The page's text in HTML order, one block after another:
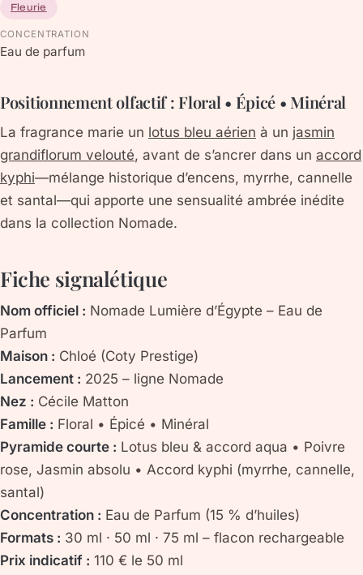
Fleurie
CONCENTRATION
Eau de parfum
Positionnement olfactif : Floral • Épicé • Minéral
La fragrance marie un lotus bleu aérien à un jasmin
grandiflorum velouté, avant de s’ancrer dans un accord
kyphi—mélange historique d’encens, myrrhe, cannelle
et santal—qui apporte une sensualité ambrée inédite
dans la collection Nomade.
Fiche signalétique
Nom officiel : Nomade Lumière d’Égypte – Eau de
Parfum
Maison : Chloé (Coty Prestige)
Lancement : 2025 – ligne Nomade
Nez : Cécile Matton
Famille : Floral • Épicé • Minéral
Pyramide courte : Lotus bleu & accord aqua • Poivre
rose, Jasmin absolu • Accord kyphi (myrrhe, cannelle,
santal)
Concentration : Eau de Parfum (15 % d’huiles)
Formats : 30 ml · 50 ml · 75 ml – flacon rechargeable
Prix indicatif : 110 € le 50 ml